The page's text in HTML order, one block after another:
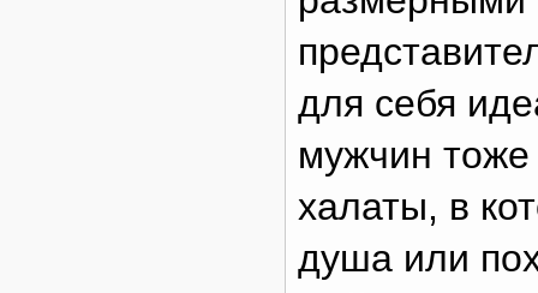
для себя
мужчин
халаты, в
душа или